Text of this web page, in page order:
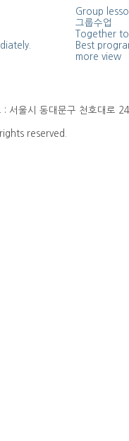
Group
그룹수업
Together
Best
more view
: 서울시 동대문구 천호대로
reserved.